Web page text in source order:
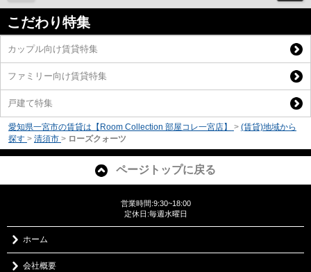
こだわり特集
カップル向け賃貸特集
ファミリー向け賃貸特集
戸建て特集
愛知県一宮市の賃貸は【Room Collection 部屋コレ一宮店】 > (賃貸)地域から
探す > 清須市 > ローズクォーツ
ページトップに戻る
営業時間:9:30~18:00
定休日:毎週水曜日
ホーム
会社概要